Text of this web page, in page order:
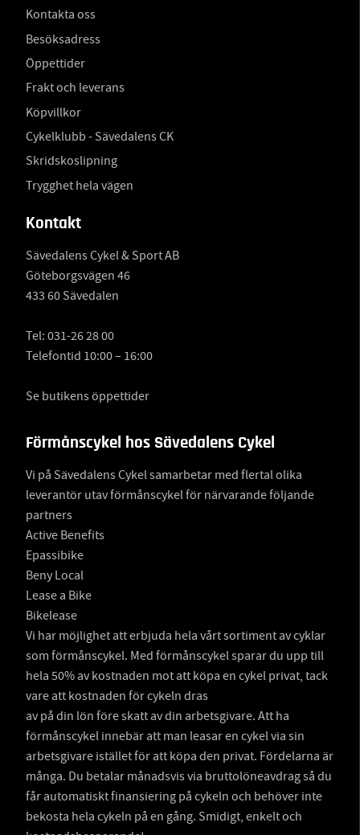
Kontakta oss
Besöksadress
Öppettider
Frakt och leverans
Köpvillkor
Cykelklubb - Sävedalens CK
Skridskoslipning
Trygghet hela vägen
Kontakt
Sävedalens Cykel & Sport AB
Göteborgsvägen 46
433 60 Sävedalen
Tel: 031-26 28 00
Telefontid 10:00 – 16:00
Se butikens öppettider
Förmånscykel hos Sävedalens Cykel
Vi på Sävedalens Cykel samarbetar med flertal olika
leverantör utav förmånscykel för närvarande följande
partners
Active Benefits
Epassibike
Beny Local
Lease a Bike
Bikelease
Vi har möjlighet att erbjuda hela vårt sortiment av cyklar
som förmånscykel. Med förmånscykel sparar du upp till
hela 50% av kostnaden mot att köpa en cykel privat, tack
vare att kostnaden för cykeln dras
av på din lön före skatt av din arbetsgivare. Att ha
förmånscykel innebär att man leasar en cykel via sin
arbetsgivare istället för att köpa den privat. Fördelarna är
många. Du betalar månadsvis via bruttolöneavdrag så du
får automatiskt finansiering på cykeln och behöver inte
bekosta hela cykeln på en gång. Smidigt, enkelt och